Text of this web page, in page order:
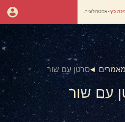
סרטן עם שור
עם שור